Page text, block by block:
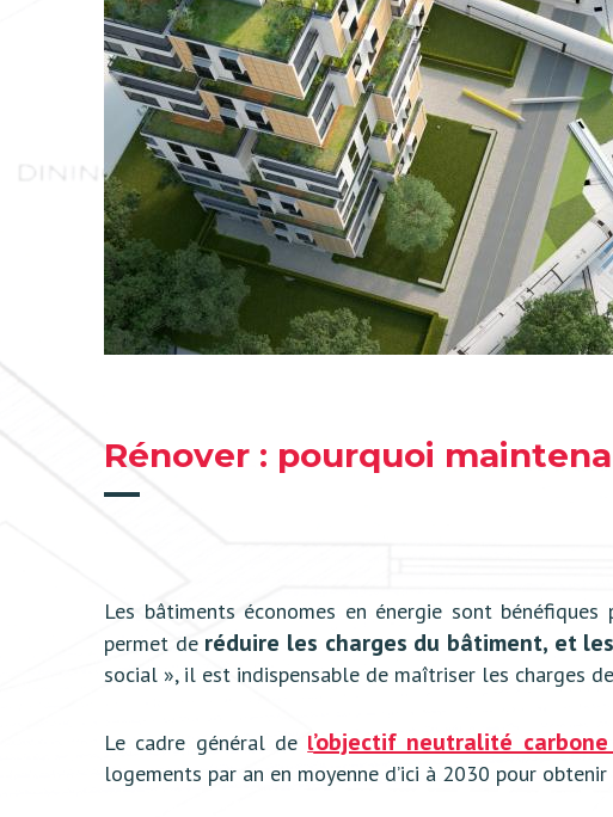
Rénover : pourquoi
Les bâtiments économes en énergie sont
permet de réduire les charges du bâtiment, et
social », il est indispensable de maîtriser les charges
Le cadre général de l’objectif neutralité
logements par an en moyenne d’ici à 2030 pour